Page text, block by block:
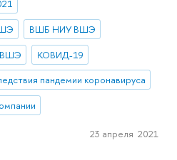
ВШБ НИУ ВШЭ
ВШЭ
КОВИД-19
пандемии коронавируса
23 апреля 2021